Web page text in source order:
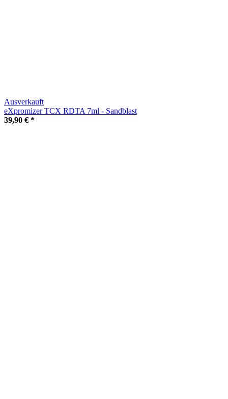
Ausverkauft
eXpromizer TCX RDTA 7ml - Sandblast
39,90 € *